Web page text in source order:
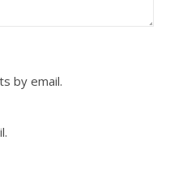
by email.